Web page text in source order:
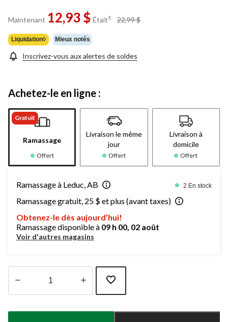
Maintenant 12,93 $ Était± 22,99 $
Liquidation◊ Mieux notés
Inscrivez-vous aux alertes de soldes
Achetez-le en ligne :
Gratuit
Ramassage
Offert
Livraison le même
jour
Offert
Livraison à
domicile
Offert
Ramassage à Leduc, AB 2 En stock
Ramassage gratuit, 25 $ et plus (avant taxes)
Obtenez-le dès aujourd’hui!
Ramassage disponible à 09 h 00, 02 août
Voir d'autres magasins